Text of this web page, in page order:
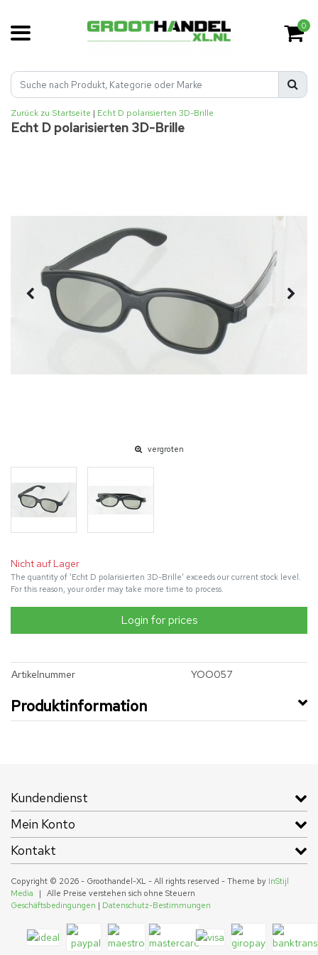
0
Zurück zu Startseite | Echt D polarisierten 3D-Brille
Echt D polarisierten 3D-Brille
vergroten
Nicht auf Lager
The quantity of 'Echt D polarisierten 3D-Brille' exceeds our current stock level.
For this reason, your order may take more time to process.
Login for prices
Artikelnummer YOO057
Produktinformation
Kundendienst
Mein Konto
Kontakt
Copyright © 2026 - Groothandel-XL - All rights reserved - Theme by InStijl
Media
|
Alle Preise verstehen sich ohne Steuern
Geschäftsbedingungen | Datenschutz-Bestimmungen